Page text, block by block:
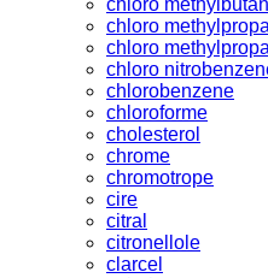
chloro
chloro
chloro
chlorobenzene
chloroforme
cholesterol
chrome
chromotrope
cire
citral
citronellole
clarcel